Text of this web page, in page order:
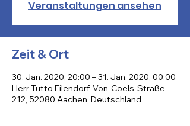
Veranstaltungen ansehen
Zeit & Ort
30. Jan. 2020, 20:00 – 31. Jan. 2020, 00:00
Herr Tutto Eilendorf, Von-Coels-Straße
212, 52080 Aachen, Deutschland